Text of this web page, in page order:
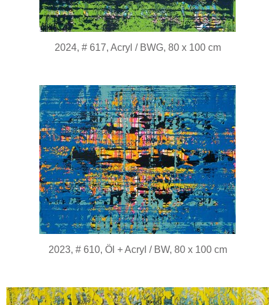
2024, # 617, Acryl / BWG, 80 x 100 cm
2023, # 610, Öl + Acryl / BW, 80 x 100 cm